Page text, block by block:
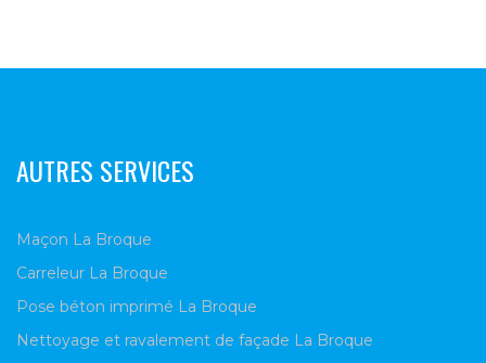
AUTRES SERVICES
Maçon La Broque
Carreleur La Broque
Pose béton imprimé La Broque
Nettoyage et ravalement de façade La Broque